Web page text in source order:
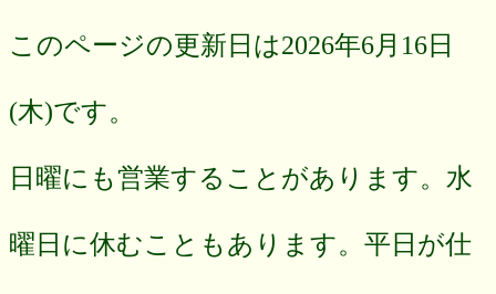
このページの更新日は2026年6月16日
(木)です。
日曜にも営業することがあります。水
曜日に休むこともあります。平日が仕